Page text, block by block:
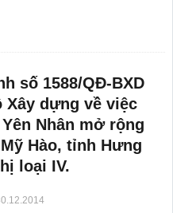
số 1588/QĐ-BXD
Xây dựng về việc
Nhân mở rộng
Hào, tỉnh Hưng
loại IV.